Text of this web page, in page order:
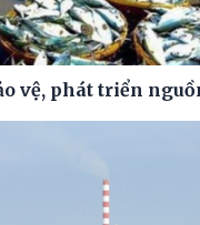
vệ, phát triển